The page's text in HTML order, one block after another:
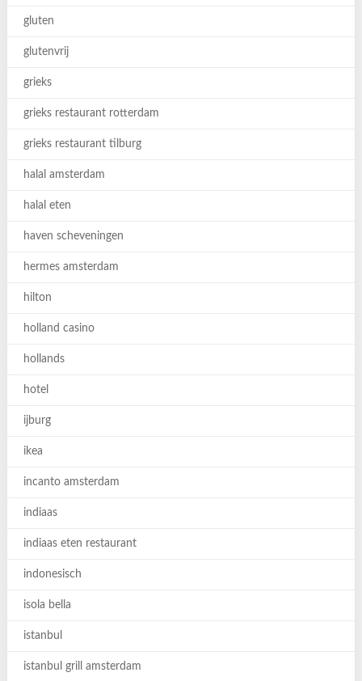
gluten
glutenvrij
grieks
grieks restaurant rotterdam
grieks restaurant tilburg
halal amsterdam
halal eten
haven scheveningen
hermes amsterdam
hilton
holland casino
hollands
hotel
ijburg
ikea
incanto amsterdam
indiaas
indiaas eten restaurant
indonesisch
isola bella
istanbul
istanbul grill amsterdam